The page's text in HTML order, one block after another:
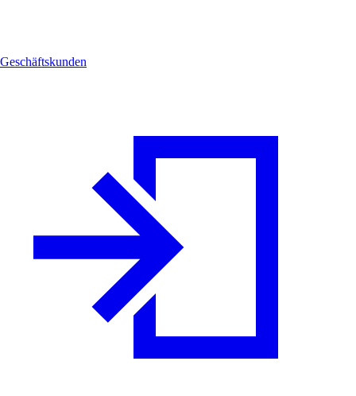
Geschäftskunden